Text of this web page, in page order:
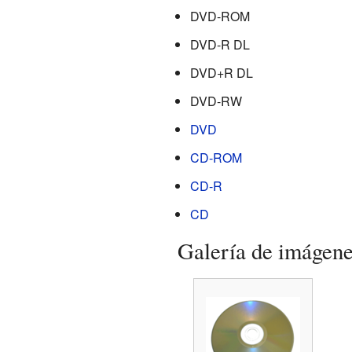
DVD-ROM
DVD-R DL
DVD+R DL
DVD-RW
DVD
CD-ROM
CD-R
CD
Galería de